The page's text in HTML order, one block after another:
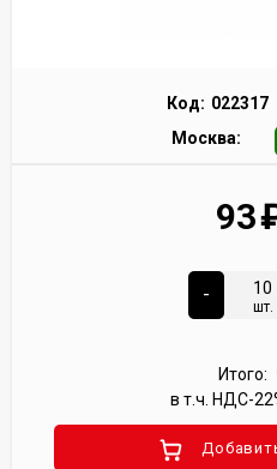
Код: 022317
Москва:
93
-
шт.
Итого:
в т.ч. НДС-